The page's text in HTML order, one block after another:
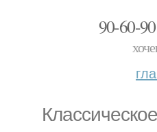
90-60-